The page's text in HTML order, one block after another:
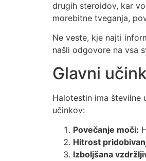
drugih steroidov, kar
morebitne tveganja,
Ne veste, kje najti
našli odgovore na vsa
Glavni
Halotestin ima številne
učinkov:
Povečanje moči:
Hitrost
Izboljšana